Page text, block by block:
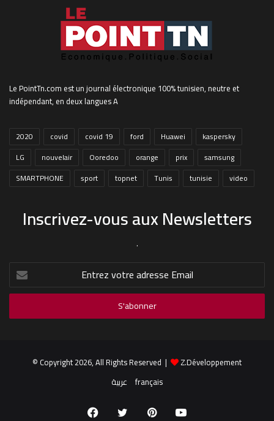
Le PointTn.com est un journal électronique 100% tunisien, neutre et
indépendant, en deux langues A
2020 covid covid 19 ford Huawei
kaspersky
LG
nouvelair Ooredoo orange prix
samsung
SMARTPHONE
sport topnet Tunis tunisie video
Inscrivez-vous aux Newsletters
.
Entrez
votre
adresse
© Copyright 2026, All Rights Reserved |
Z.Développement
عربية français
FacebookTwitterPinterestYouTube